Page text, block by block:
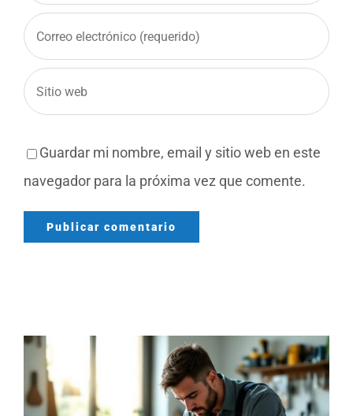
Guardar mi nombre, email y sitio web en este
navegador para la próxima vez que comente.